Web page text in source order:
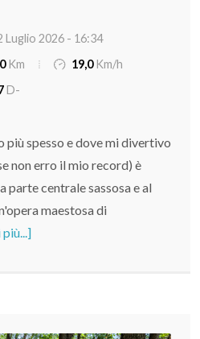
Luglio 2026 - 16:34
Km 19,0Km/h
D-
più spesso e dove mi divertivo
non erro il mio record) è
parte centrale sassosa e al
maestosa di